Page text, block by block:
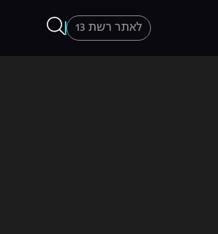
לאתר רשת 13